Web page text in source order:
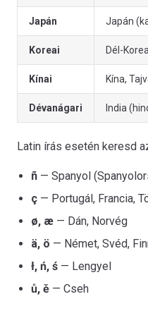
Japán Japán
Koreai Dél-
Kínai Kína,
Dévanágari India
Latin írás esetén keresd
ñ — Spanyol
ç — Portugál, Francia,
ø, æ — Dán, Norvég
ä, ö — Német, Svéd,
ł, ń, ś — Lengyel
ů, ě — Cseh